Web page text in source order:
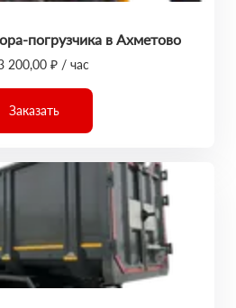
погрузчика в Ахметово
200,00 ₽ / час
Заказать